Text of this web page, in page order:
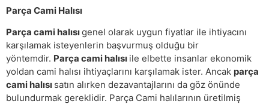
Parça Cami Halısı
Parça cami halısıgenel olarak uygun fiyatlar ile ihtiyacını
karşılamak isteyenlerin başvurmuş olduğu bir
yöntemdir. Parça cami halısı ile elbette insanlar ekonomik
yoldan cami halısı ihtiyaçlarını karşılamak ister. Ancak parça
cami halısı satın alırken dezavantajlarını da göz önünde
bulundurmak gereklidir. Parça Cami halılarının üretilmiş